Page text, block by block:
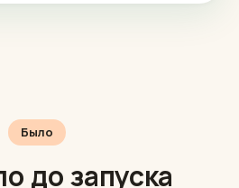
Было
до запуска